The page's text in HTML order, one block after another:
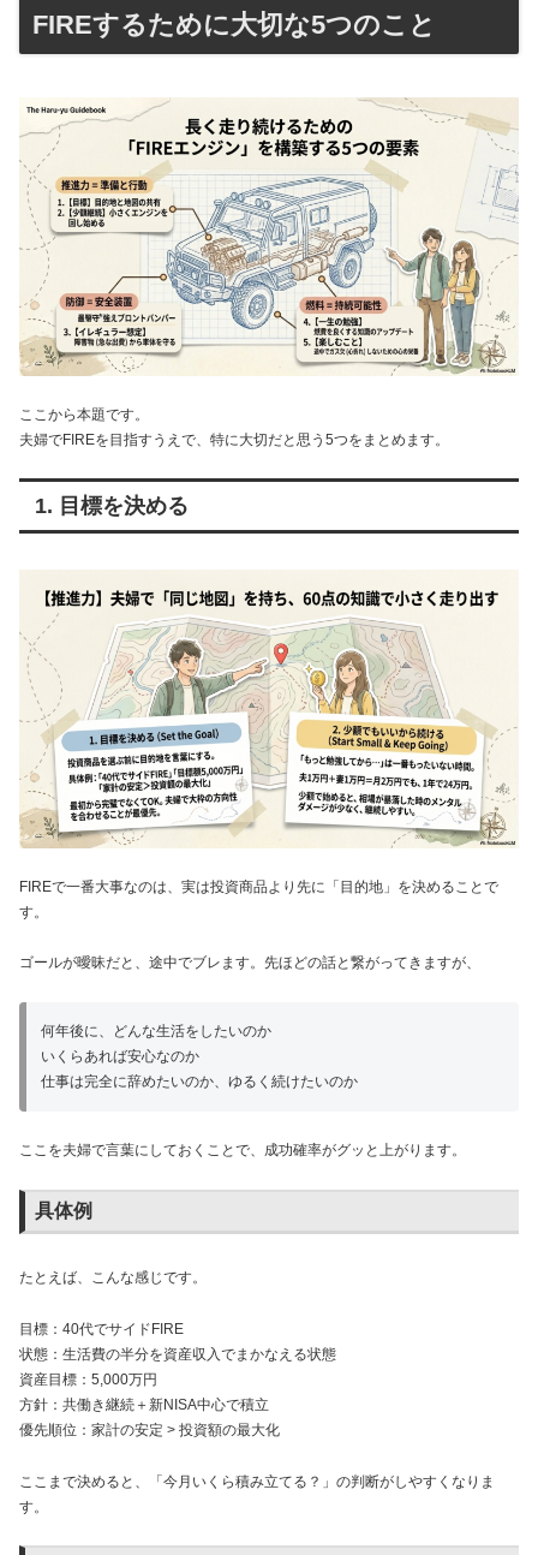
FIREするために大切な5つのこと
ここから本題です。
夫婦でFIREを目指すうえで、特に大切だと思う5つをまとめます。
1. 目標を決める
FIREで一番大事なのは、実は投資商品より先に「目的地」を決めることで
す。
ゴールが曖昧だと、途中でブレます。先ほどの話と繋がってきますが、
何年後に、どんな生活をしたいのか
いくらあれば安心なのか
仕事は完全に辞めたいのか、ゆるく続けたいのか
ここを夫婦で言葉にしておくことで、成功確率がグッと上がります。
具体例
たとえば、こんな感じです。
目標：40代でサイドFIRE
状態：生活費の半分を資産収入でまかなえる状態
資産目標：5,000万円
方針：共働き継続＋新NISA中心で積立
優先順位：家計の安定 > 投資額の最大化
ここまで決めると、「今月いくら積み立てる？」の判断がしやすくなりま
す。